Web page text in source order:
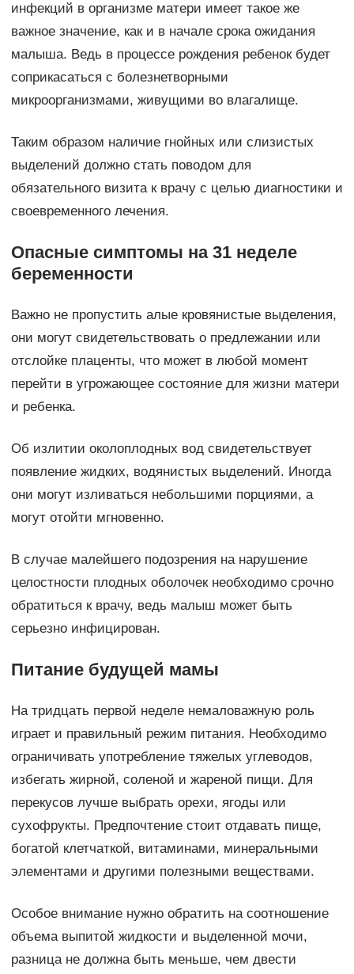
инфекций в организме матери имеет такое же
важное значение, как и в начале срока ожидания
малыша. Ведь в процессе рождения ребенок будет
соприкасаться с болезнетворными
микроорганизмами, живущими во влагалище.
Таким образом наличие гнойных или слизистых
выделений должно стать поводом для
обязательного визита к врачу с целью диагностики и
своевременного лечения.
Опасные симптомы на 31 неделе
беременности
Важно не пропустить алые кровянистые выделения,
они могут свидетельствовать о предлежании или
отслойке плаценты, что может в любой момент
перейти в угрожающее состояние для жизни матери
и ребенка.
Об излитии околоплодных вод свидетельствует
появление жидких, водянистых выделений. Иногда
они могут изливаться небольшими порциями, а
могут отойти мгновенно.
В случае малейшего подозрения на нарушение
целостности плодных оболочек необходимо срочно
обратиться к врачу, ведь малыш может быть
серьезно инфицирован.
Питание будущей мамы
На тридцать первой неделе немаловажную роль
играет и правильный режим питания. Необходимо
ограничивать употребление тяжелых углеводов,
избегать жирной, соленой и жареной пищи. Для
перекусов лучше выбрать орехи, ягоды или
сухофрукты. Предпочтение стоит отдавать пище,
богатой клетчаткой, витаминами, минеральными
элементами и другими полезными веществами.
Особое внимание нужно обратить на соотношение
объема выпитой жидкости и выделенной мочи,
разница не должна быть меньше, чем двести